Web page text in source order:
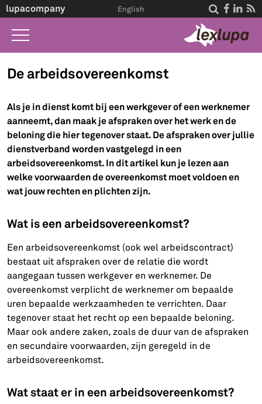
lupacompany    
English
Home
Wet A-Z
Life Events
Over ons
Contact
De arbeidsovereenkomst
Als je in dienst komt bij een werkgever of een werknemer
aanneemt, dan maak je afspraken over het werk en de
beloning die hier tegenover staat. De afspraken over jullie
dienstverband worden vastgelegd in een
arbeidsovereenkomst. In dit artikel kun je lezen aan
welke voorwaarden de overeenkomst moet voldoen en
wat jouw rechten en plichten zijn.
Wat is een arbeidsovereenkomst?
Een arbeidsovereenkomst (ook wel arbeidscontract)
bestaat uit afspraken over de relatie die wordt
aangegaan tussen werkgever en werknemer. De
overeenkomst verplicht de werknemer om bepaalde
uren bepaalde werkzaamheden te verrichten. Daar
tegenover staat het recht op een bepaalde beloning.
Maar ook andere zaken, zoals de duur van de afspraken
en secundaire voorwaarden, zijn geregeld in de
arbeidsovereenkomst.
Wat staat er in een arbeidsovereenkomst?